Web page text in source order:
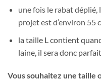
une fois le rabat
projet est d’environ 55
la taille L contient
laine, il sera donc
Vous souhaitez une taille